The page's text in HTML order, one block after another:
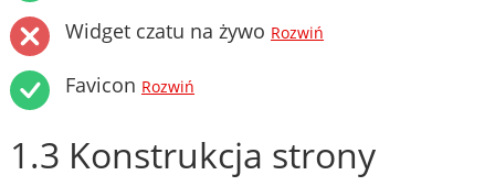
Widget czatu na żywo Rozwiń
Favicon Rozwiń
1.3 Konstrukcja strony